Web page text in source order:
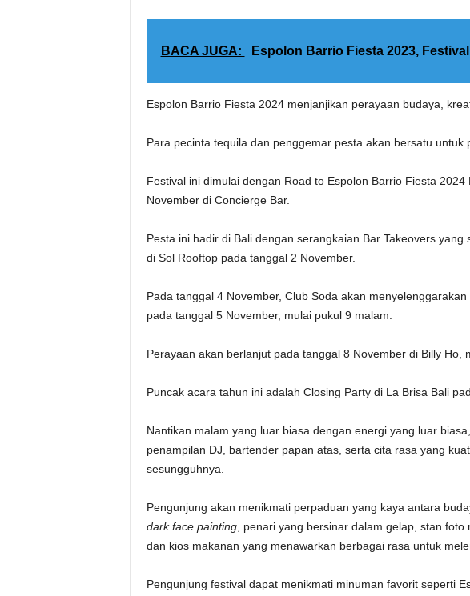
BACA JUGA: Espolon Barrio Fiesta 2023,
Espolon Barrio Fiesta 2024 menjanjikan perayaan budaya,
Para pecinta tequila dan penggemar pesta akan bersatu
Festival ini dimulai dengan Road to Espolon Barrio Fiesta
November di Concierge Bar.
Pesta ini hadir di Bali dengan serangkaian Bar Takeovers
di Sol Rooftop pada tanggal 2 November.
Pada tanggal 4 November, Club Soda akan
pada tanggal 5 November, mulai pukul 9 malam.
Perayaan akan berlanjut pada tanggal 8 November di Billy Ho,
Puncak acara tahun ini adalah Closing Party di La Brisa Bali
Nantikan malam yang luar biasa dengan energi yang luar
penampilan DJ, bartender papan atas, serta cita rasa yang
sesungguhnya.
Pengunjung akan menikmati perpaduan yang kaya antara
dark face painting, penari yang bersinar dalam gelap, stan
dan kios makanan yang menawarkan berbagai rasa untuk
Pengunjung festival dapat menikmati minuman favorit seperti